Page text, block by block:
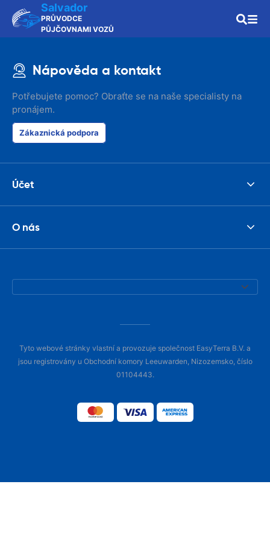
Salvador
PRŮVODCE
PŮJČOVNAMI VOZŮ
Nápověda a kontakt
Potřebujete pomoc? Obraťte se na naše specialisty na
pronájem.
Zákaznická podpora
Účet
O nás
Tyto webové stránky vlastní a provozuje společnost EasyTerra B.V. a
jsou registrovány u Obchodní komory Leeuwarden, Nizozemsko, číslo
01104443.